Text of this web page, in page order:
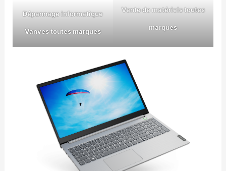
Dépannage informatique
Vanves toutes marques
Vente de matériels toutes
marques